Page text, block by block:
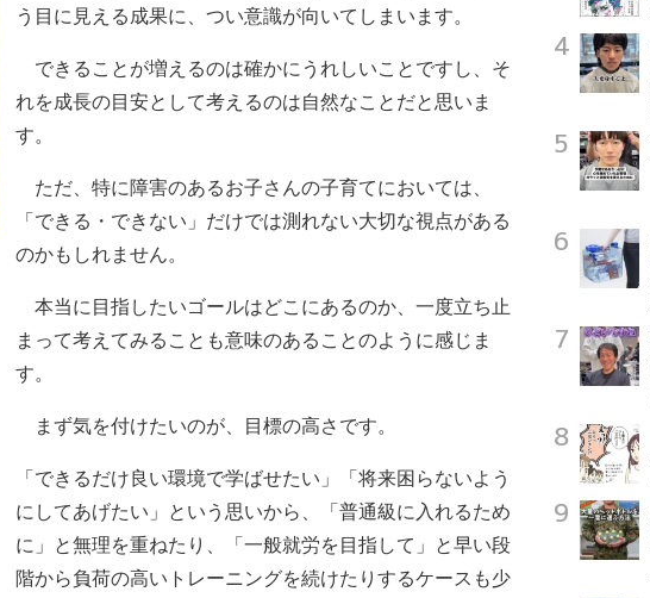
う目に見える成果に、つい意識が向いてしまいます。
できることが増えるのは確かにうれしいことですし、そ
れを成長の目安として考えるのは自然なことだと思いま
す。
ただ、特に障害のあるお子さんの子育てにおいては、
「できる・できない」だけでは測れない大切な視点がある
のかもしれません。
本当に目指したいゴールはどこにあるのか、一度立ち止
まって考えてみることも意味のあることのように感じま
す。
まず気を付けたいのが、目標の高さです。
「できるだけ良い環境で学ばせたい」「将来困らないよう
にしてあげたい」という思いから、「普通級に入れるため
に」と無理を重ねたり、「一般就労を目指して」と早い段
階から負荷の高いトレーニングを続けたりするケースも少